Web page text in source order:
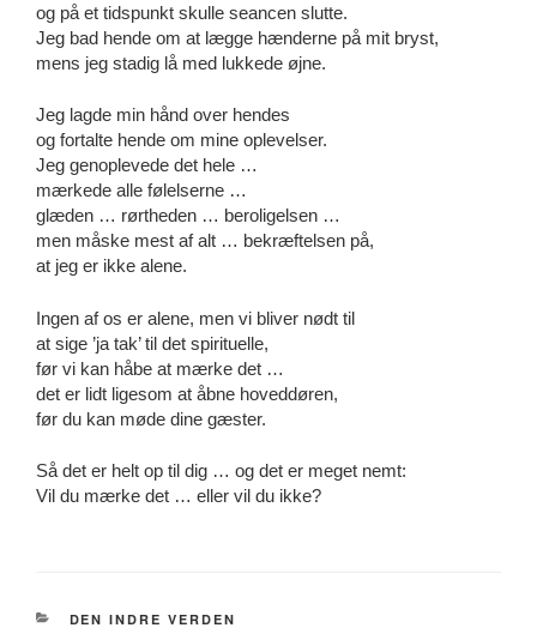
og på et tidspunkt skulle seancen slutte.
Jeg bad hende om at lægge hænderne på mit bryst,
mens jeg stadig lå med lukkede øjne.
Jeg lagde min hånd over hendes
og fortalte hende om mine oplevelser.
Jeg genoplevede det hele …
mærkede alle følelserne …
glæden … rørtheden … beroligelsen …
men måske mest af alt … bekræftelsen på,
at jeg er ikke alene.
Ingen af os er alene, men vi bliver nødt til
at sige ’ja tak’ til det spirituelle,
før vi kan håbe at mærke det …
det er lidt ligesom at åbne hoveddøren,
før du kan møde dine gæster.
Så det er helt op til dig … og det er meget nemt:
Vil du mærke det … eller vil du ikke?
CATEGORIES
DEN INDRE VERDEN